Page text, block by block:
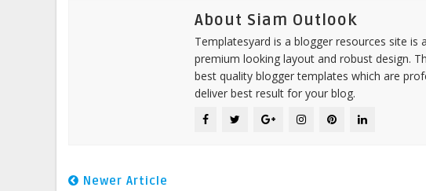
About Siam Outlook
Templatesyard is a blogger resources site
premium looking layout and robust design.
best quality blogger templates which are
deliver best result for your blog.
Newer Article